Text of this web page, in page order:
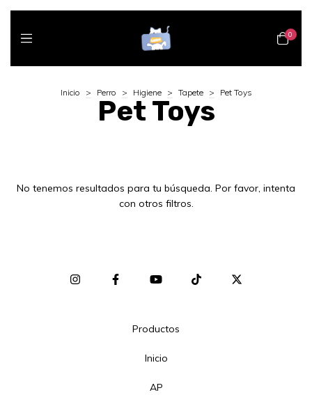
0
Inicio > Perro > Higiene > Tapete > Pet Toys
Pet Toys
No tenemos resultados para tu búsqueda. Por favor, intenta
con otros filtros.
Productos
Inicio
AP